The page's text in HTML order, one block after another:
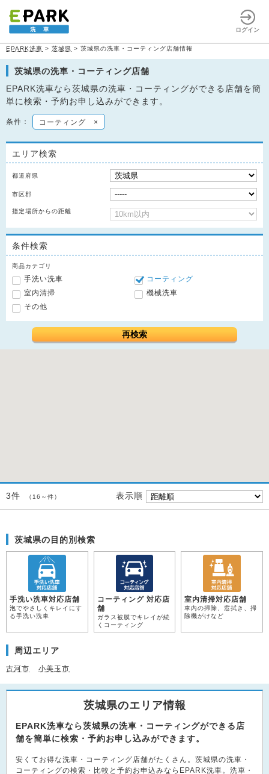
ログイン
EPARK洗車 > 茨城県 > 茨城県の洗車・コーティング店舗情報
茨城県の洗車・コーティング店舗
EPARK洗車なら茨城県の洗車・コーティングができる店舗を簡
単に検索・予約お申し込みができます。
条件： コーティング ×
エリア検索
都道府県
市区郡
指定場所からの距離
条件検索
商品カテゴリ
手洗い洗車
コーティング
室内清掃
機械洗車
その他
再検索
3件 （16～件） 表示順
茨城県の目的別検索
手洗い洗車対応店舗
泡でやさしくキレイにす
る手洗い洗車
コーティング 対応店
舗
ガラス被膜でキレイが続
くコーティング
室内清掃対応店舗
車内の掃除、窓拭き、掃
除機がけなど
周辺エリア
古河市 小美玉市
茨城県のエリア情報
EPARK洗車なら茨城県の洗車・コーティングができる店
舗を簡単に検索・予約お申し込みができます。
安くてお得な洗車・コーティング店舗がたくさん。茨城県の洗車・
コーティングの検索・比較と予約お申込みならEPARK洗車。洗車・